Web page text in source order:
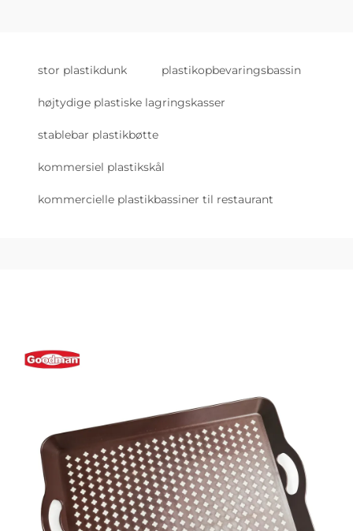
stor plastikdunk plastikopbevaringsbassin
højtydige plastiske lagringskasser
stablebar plastikbøtte
kommersiel plastikskål
kommercielle plastikbassiner til restaurant